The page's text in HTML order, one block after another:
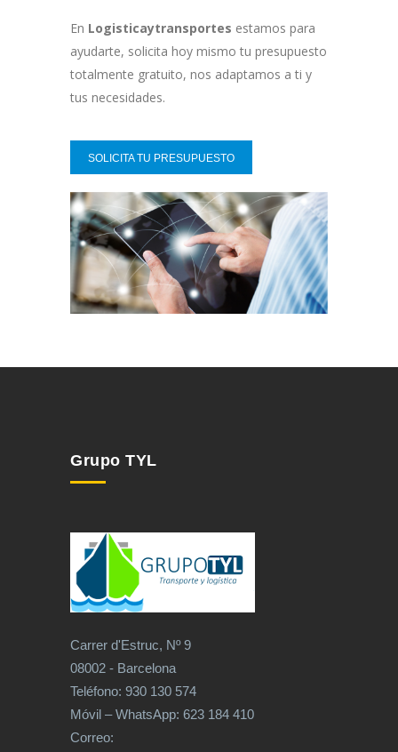
En Logisticaytransportes estamos para
ayudarte, solicita hoy mismo tu presupuesto
totalmente gratuito, nos adaptamos a ti y
tus necesidades.
SOLICITA TU PRESUPUESTO
Grupo TYL
Carrer d'Estruc, Nº 9
08002 - Barcelona
Teléfono: 930 130 574
Móvil – WhatsApp: 623 184 410
Correo: